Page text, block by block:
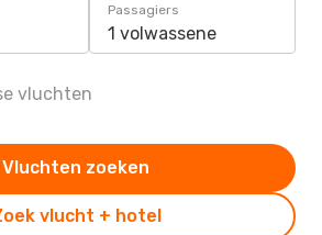
Passagiers
1 volwassene
vluchten
vlucht + hotel
Vluchten zoeken